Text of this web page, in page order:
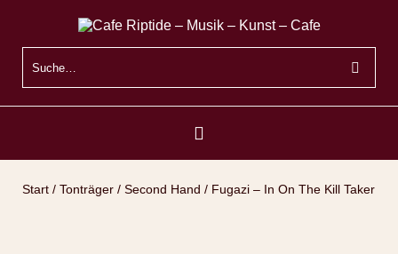
Start / Tonträger / Second Hand / Fugazi ‎– In On The Kill Taker